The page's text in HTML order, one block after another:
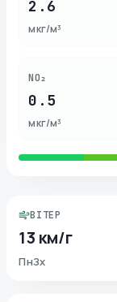
2.6
мкг/м³
NO₂
0.5
мкг/м³
ВІТЕР
13 км/г
ПнЗх